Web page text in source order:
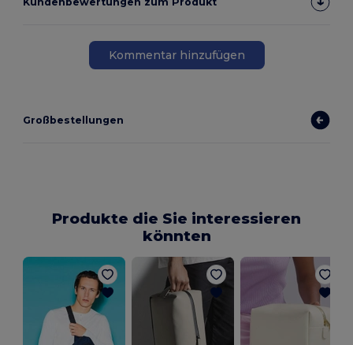
Kommentar hinzufügen
Großbestellungen
Produkte die Sie interessieren
könnten